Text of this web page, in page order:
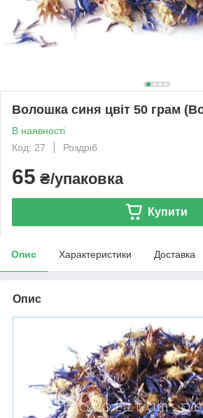
Волошка синя цвіт 50 грам
В наявності
Код: 27
Роздріб
65 ₴/упаковка
Купити
Опис Характеристики Доставка
Опис